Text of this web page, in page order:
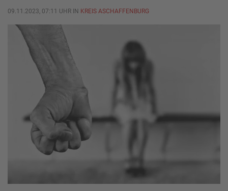
09.11.2023, 07:11 UHR IN KREIS ASCHAFFENBURG